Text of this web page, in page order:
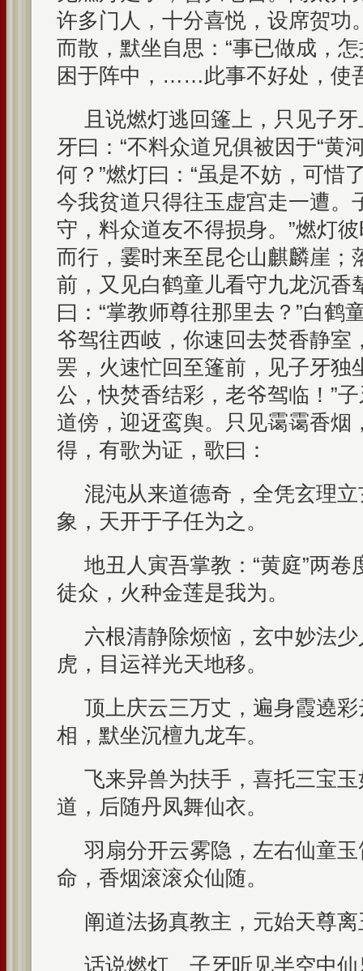
许多门人，十分喜悦，设席贺功
而散，默坐自思：“事已做成，
困于阵中，……此事不好处，使
且说燃灯逃回篷上，只见子
牙曰：“不料众道兄俱被因于“黄
何？”燃灯曰：“虽是不妨，可惜
今我贫道只得往玉虚宫走一遭。
守，料众道友不得损身。”燃灯
而行，霎时来至昆仑山麒麟崖；
前，又见白鹤童儿看守九龙沉香
曰：“掌教师尊往那里去？”白鹤
爷驾往西岐，你速回去焚香静室
罢，火速忙回至篷前，见子牙独
公，快焚香结彩，老爷驾临！”
道傍，迎迓鸾舆。只见霭霭香烟
得，有歌为证，歌曰：
混沌从来道德奇，全凭玄理
象，天开于子任为之。
地丑人寅吾掌教：“黄庭”两
徒众，火种金莲是我为。
六根清静除烦恼，玄中妙法
虎，目运祥光天地移。
顶上庆云三万丈，遍身霞遶
相，默坐沉檀九龙车。
飞来异兽为扶手，喜托三宝
道，后随丹凤舞仙衣。
羽扇分开云雾隐，左右仙童
命，香烟滚滚众仙随。
阐道法扬真教主，元始天尊
话说燃灯、子牙听见半空中